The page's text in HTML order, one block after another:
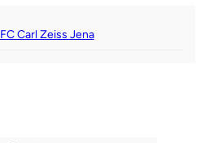
FC Carl Zeiss Jena